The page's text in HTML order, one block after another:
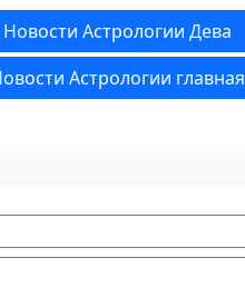
Новости Астрологии Дева
Астрологии главная